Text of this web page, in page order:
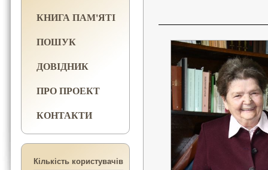
КНИГА ПАМ'ЯТІ
ПОШУК
ДОВІДНИК
ПРО ПРОЕКТ
КОНТАКТИ
Кількість користувачів